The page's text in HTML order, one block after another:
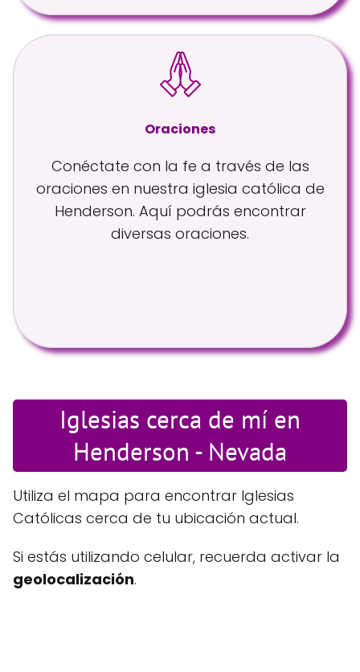
Oraciones
Conéctate con la fe a través de las
oraciones en nuestra iglesia católica de
Henderson. Aquí podrás encontrar
diversas oraciones.
Iglesias cerca de mí en
Henderson - Nevada
Utiliza el mapa para encontrar Iglesias
Católicas cerca de tu ubicación actual.
Si estás utilizando celular, recuerda activar la
geolocalización.